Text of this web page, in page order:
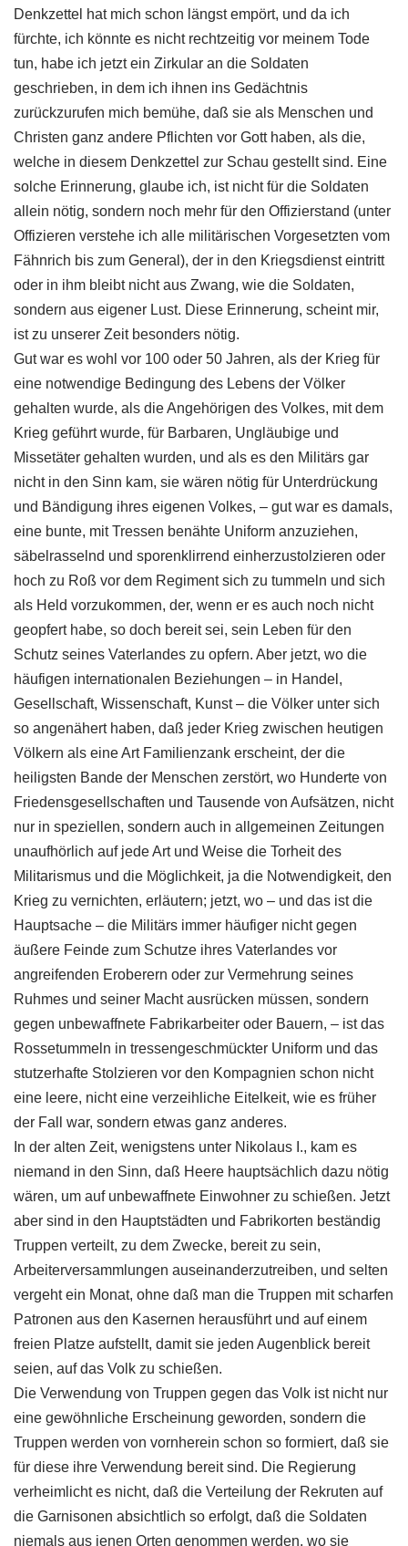
Denkzettel hat mich schon längst empört, und da ich
fürchte, ich könnte es nicht rechtzeitig vor meinem Tode
tun, habe ich jetzt ein Zirkular an die Soldaten
geschrieben, in dem ich ihnen ins Gedächtnis
zurückzurufen mich bemühe, daß sie als Menschen und
Christen ganz andere Pflichten vor Gott haben, als die,
welche in diesem Denkzettel zur Schau gestellt sind. Eine
solche Erinnerung, glaube ich, ist nicht für die Soldaten
allein nötig, sondern noch mehr für den Offizierstand (unter
Offizieren verstehe ich alle militärischen Vorgesetzten vom
Fähnrich bis zum General), der in den Kriegsdienst eintritt
oder in ihm bleibt nicht aus Zwang, wie die Soldaten,
sondern aus eigener Lust. Diese Erinnerung, scheint mir,
ist zu unserer Zeit besonders nötig.
Gut war es wohl vor 100 oder 50 Jahren, als der Krieg für
eine notwendige Bedingung des Lebens der Völker
gehalten wurde, als die Angehörigen des Volkes, mit dem
Krieg geführt wurde, für Barbaren, Ungläubige und
Missetäter gehalten wurden, und als es den Militärs gar
nicht in den Sinn kam, sie wären nötig für Unterdrückung
und Bändigung ihres eigenen Volkes, – gut war es damals,
eine bunte, mit Tressen benähte Uniform anzuziehen,
säbelrasselnd und sporenklirrend einherzustolzieren oder
hoch zu Roß vor dem Regiment sich zu tummeln und sich
als Held vorzukommen, der, wenn er es auch noch nicht
geopfert habe, so doch bereit sei, sein Leben für den
Schutz seines Vaterlandes zu opfern. Aber jetzt, wo die
häufigen internationalen Beziehungen – in Handel,
Gesellschaft, Wissenschaft, Kunst – die Völker unter sich
so angenähert haben, daß jeder Krieg zwischen heutigen
Völkern als eine Art Familienzank erscheint, der die
heiligsten Bande der Menschen zerstört, wo Hunderte von
Friedensgesellschaften und Tausende von Aufsätzen, nicht
nur in speziellen, sondern auch in allgemeinen Zeitungen
unaufhörlich auf jede Art und Weise die Torheit des
Militarismus und die Möglichkeit, ja die Notwendigkeit, den
Krieg zu vernichten, erläutern; jetzt, wo – und das ist die
Hauptsache – die Militärs immer häufiger nicht gegen
äußere Feinde zum Schutze ihres Vaterlandes vor
angreifenden Eroberern oder zur Vermehrung seines
Ruhmes und seiner Macht ausrücken müssen, sondern
gegen unbewaffnete Fabrikarbeiter oder Bauern, – ist das
Rossetummeln in tressengeschmückter Uniform und das
stutzerhafte Stolzieren vor den Kompagnien schon nicht
eine leere, nicht eine verzeihliche Eitelkeit, wie es früher
der Fall war, sondern etwas ganz anderes.
In der alten Zeit, wenigstens unter Nikolaus I., kam es
niemand in den Sinn, daß Heere hauptsächlich dazu nötig
wären, um auf unbewaffnete Einwohner zu schießen. Jetzt
aber sind in den Hauptstädten und Fabrikorten beständig
Truppen verteilt, zu dem Zwecke, bereit zu sein,
Arbeiterversammlungen auseinanderzutreiben, und selten
vergeht ein Monat, ohne daß man die Truppen mit scharfen
Patronen aus den Kasernen herausführt und auf einem
freien Platze aufstellt, damit sie jeden Augenblick bereit
seien, auf das Volk zu schießen.
Die Verwendung von Truppen gegen das Volk ist nicht nur
eine gewöhnliche Erscheinung geworden, sondern die
Truppen werden von vornherein schon so formiert, daß sie
für diese ihre Verwendung bereit sind. Die Regierung
verheimlicht es nicht, daß die Verteilung der Rekruten auf
die Garnisonen absichtlich so erfolgt, daß die Soldaten
niemals aus jenen Orten genommen werden, wo sie